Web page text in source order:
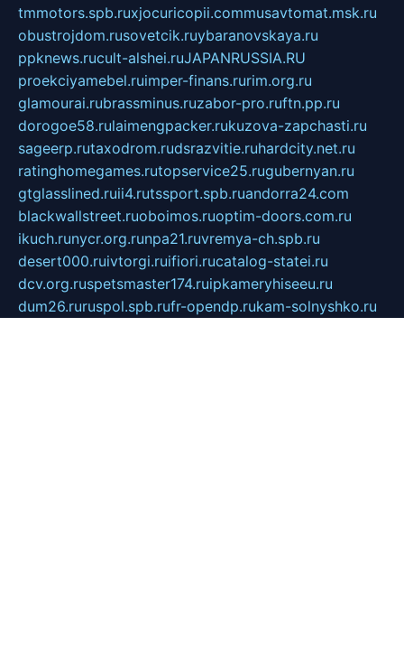
tmmotors.spb.ruxjocuricopii.commusavtomat.msk.ru
obustrojdom.rusovetcik.ruybaranovskaya.ru
ppknews.rucult-alshei.ruJAPANRUSSIA.RU
proekciyamebel.ruimper-finans.rurim.org.ru
glamourai.rubrassminus.ruzabor-pro.ruftn.pp.ru
dorogoe58.rulaimengpacker.rukuzova-zapchasti.ru
sageerp.rutaxodrom.rudsrazvitie.ruhardcity.net.ru
ratinghomegames.rutopservice25.rugubernyan.ru
gtglasslined.ruii4.rutssport.spb.ruandorra24.com
blackwallstreet.ruoboimos.ruoptim-doors.com.ru
ikuch.runycr.org.runpa21.ruvremya-ch.spb.ru
desert000.ruivtorgi.ruifiori.rucatalog-statei.ru
dcv.org.ruspetsmaster174.ruipkameryhiseeu.ru
dum26.ruruspol.spb.rufr-opendp.rukam-solnyshko.ru